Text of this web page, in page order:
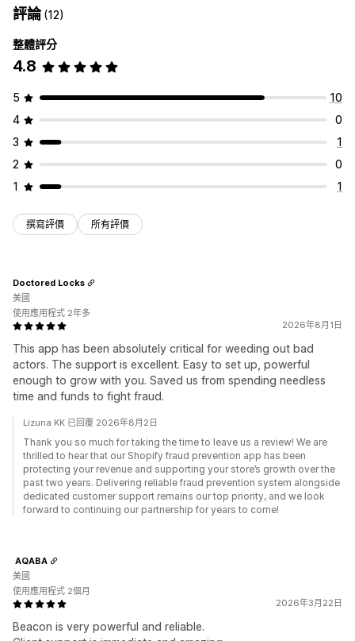
評論(12)
整體評分
4.8
5
10
4
0
3
1
2
0
1
1
撰寫評價 所有評價
2026年8月1日
This app has been absolutely critical for weeding out bad
actors. The support is excellent. Easy to set up, powerful
enough to grow with you. Saved us from spending needless
time and funds to fight fraud.
Doctored Locks
美國
使用應用程式 2年多
Lizuna KK 已回覆 2026年8月2日
Thank you so much for taking the time to leave us a review! We are
thrilled to hear that our Shopify fraud prevention app has been
protecting your revenue and supporting your store’s growth over the
past two years. Delivering reliable fraud prevention system alongside
dedicated customer support remains our top priority, and we look
forward to continuing our partnership for years to come!
2026年3月22日
Beacon is very powerful and reliable.
AQABA
美國
使用應用程式 2個月